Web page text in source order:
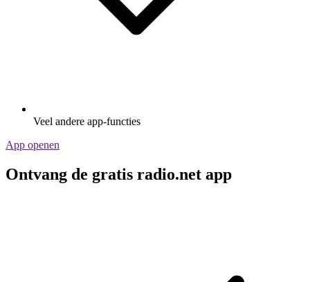
Veel andere app-functies
App openen
Ontvang de gratis radio.net app